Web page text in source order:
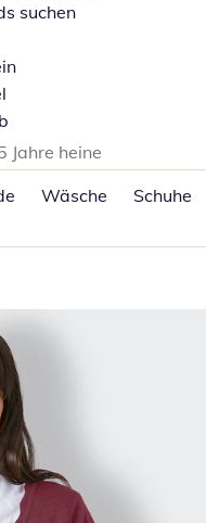
suchen
Jahre heine
Wäsche Schuhe